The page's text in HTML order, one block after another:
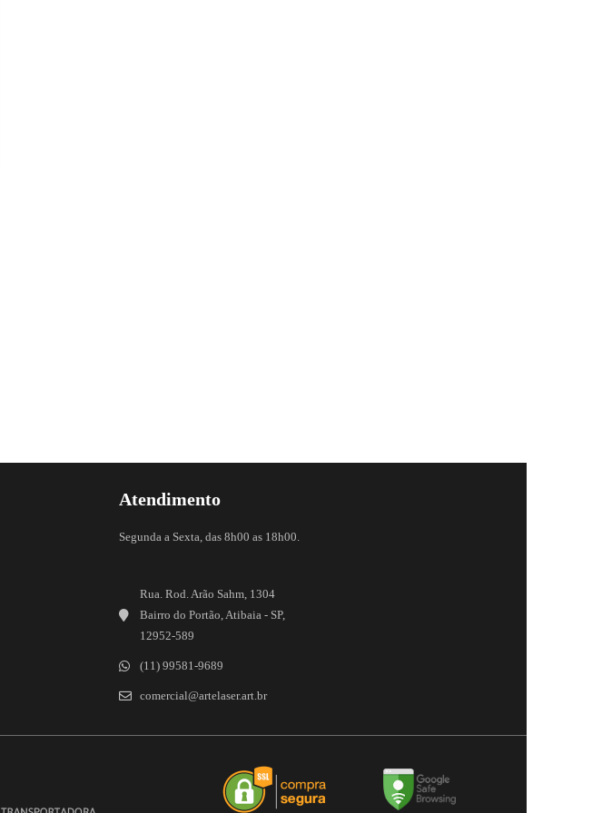
Atendimento
Segunda a Sexta, das 8h00 as 18h00.
Rua. Rod. Arão Sahm, 1304
Bairro do Portão, Atibaia - SP,
12952-589
(11) 99581-9689
comercial@artelaser.art.br